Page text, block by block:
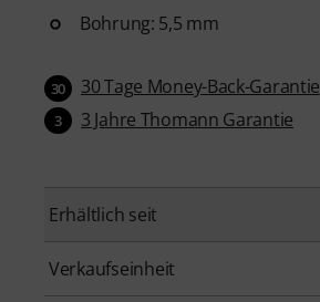
Bohrung: 5,5 mm
30 30 Tage Money-Back-Garantie
3 3 Jahre Thomann Garantie
Erhältlich seit
Verkaufseinheit